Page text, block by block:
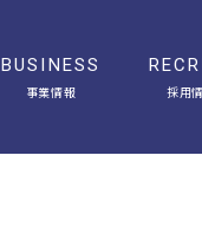
BUSINESS
事業情報 採用